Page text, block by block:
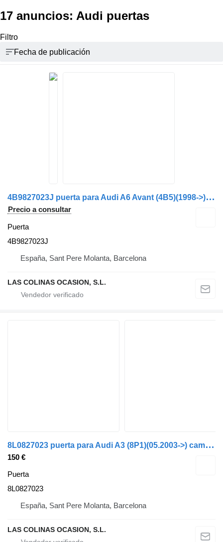
17 anuncios: Audi puertas
Filtro
Fecha de publicación
4
B9827023J puerta para Audi A6 Avant (4B5)(1998->) camión
Precio a consultar
Puerta
4B9827023J
España, Sant Pere Molanta, Barcelona
LAS COLINAS OCASION, S.L.
8
L0827023 puerta para Audi A3 (8P1)(05.2003->) camión
150 €
Puerta
8L0827023
España, Sant Pere Molanta, Barcelona
LAS COLINAS OCASION, S.L.